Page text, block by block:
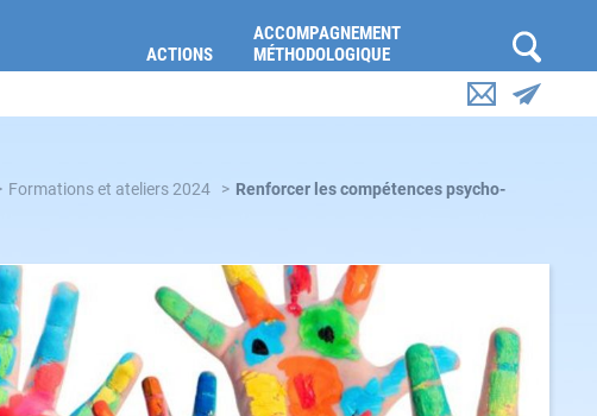
ACTIONS
ACCOMPAGNEMENT
MÉTHODOLOGIQUE
Formations et ateliers 2024
Renforcer les compétences psycho-